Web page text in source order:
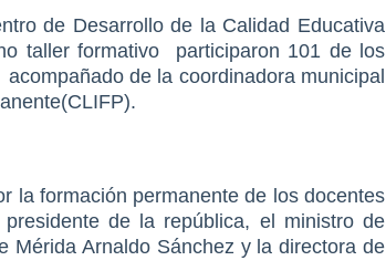
de Desarrollo de la Calidad Educativa
taller formativo participaron 101 de los
de la coordinadora municipal
la formación permanente de los docentes
de la república, el ministro de
Mérida Arnaldo Sánchez y la directora de